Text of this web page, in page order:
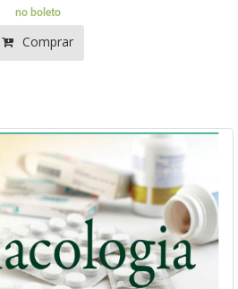
no boleto
Comprar